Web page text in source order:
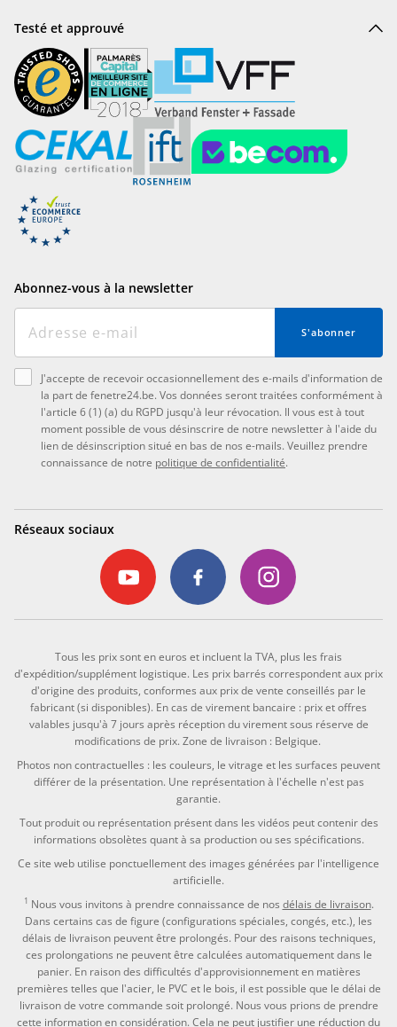
Testé et approuvé
Abonnez-vous à la newsletter
S'abonner
J'accepte de recevoir occasionnellement des e-mails d'information de
la part de fenetre24.be. Vos données seront traitées conformément à
l'article 6 (1) (a) du RGPD jusqu'à leur révocation. Il vous est à tout
moment possible de vous désinscrire de notre newsletter à l'aide du
lien de désinscription situé en bas de nos e-mails. Veuillez prendre
connaissance de notre politique de confidentialité.
Réseaux sociaux
Tous les prix sont en euros et incluent la TVA, plus les frais
d'expédition/supplément logistique. Les prix barrés correspondent aux prix
d'origine des produits, conformes aux prix de vente conseillés par le
fabricant (si disponibles). En cas de virement bancaire : prix et offres
valables jusqu'à 7 jours après réception du virement sous réserve de
modifications de prix. Zone de livraison : Belgique.
Photos non contractuelles : les couleurs, le vitrage et les surfaces peuvent
différer de la présentation. Une représentation à l'échelle n'est pas
garantie.
Tout produit ou représentation présent dans les vidéos peut contenir des
informations obsolètes quant à sa production ou ses spécifications.
Ce site web utilise ponctuellement des images générées par l'intelligence
artificielle.
1 Nous vous invitons à prendre connaissance de nos délais de livraison.
Dans certains cas de figure (configurations spéciales, congés, etc.), les
délais de livraison peuvent être prolongés. Pour des raisons techniques,
ces prolongations ne peuvent être calculées automatiquement dans le
panier. En raison des difficultés d'approvisionnement en matières
premières telles que l'acier, le PVC et le bois, il est possible que le délai de
livraison de votre commande soit prolongé. Nous vous prions de prendre
cette information en considération. Cela ne peut justifier une réduction du